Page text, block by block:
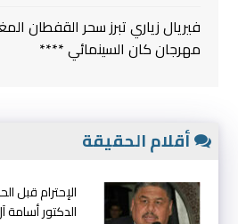
فيريال زياري تبرز سحر القفطان
مهرجان كان السينمائي ****
أقلام الحقيقة
الإحترام قبل
الدكتور